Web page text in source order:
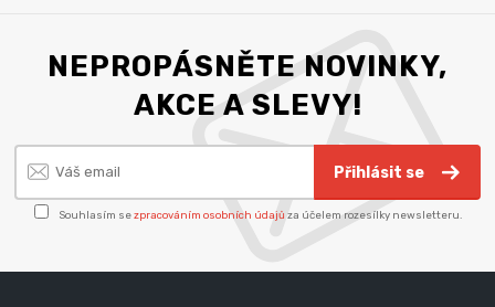
NEPROPÁSNĚTE NOVINKY,
AKCE A SLEVY!
Přihlásit se
Souhlasím sezpracováním osobních údajů za účelem rozesílky newsletteru.